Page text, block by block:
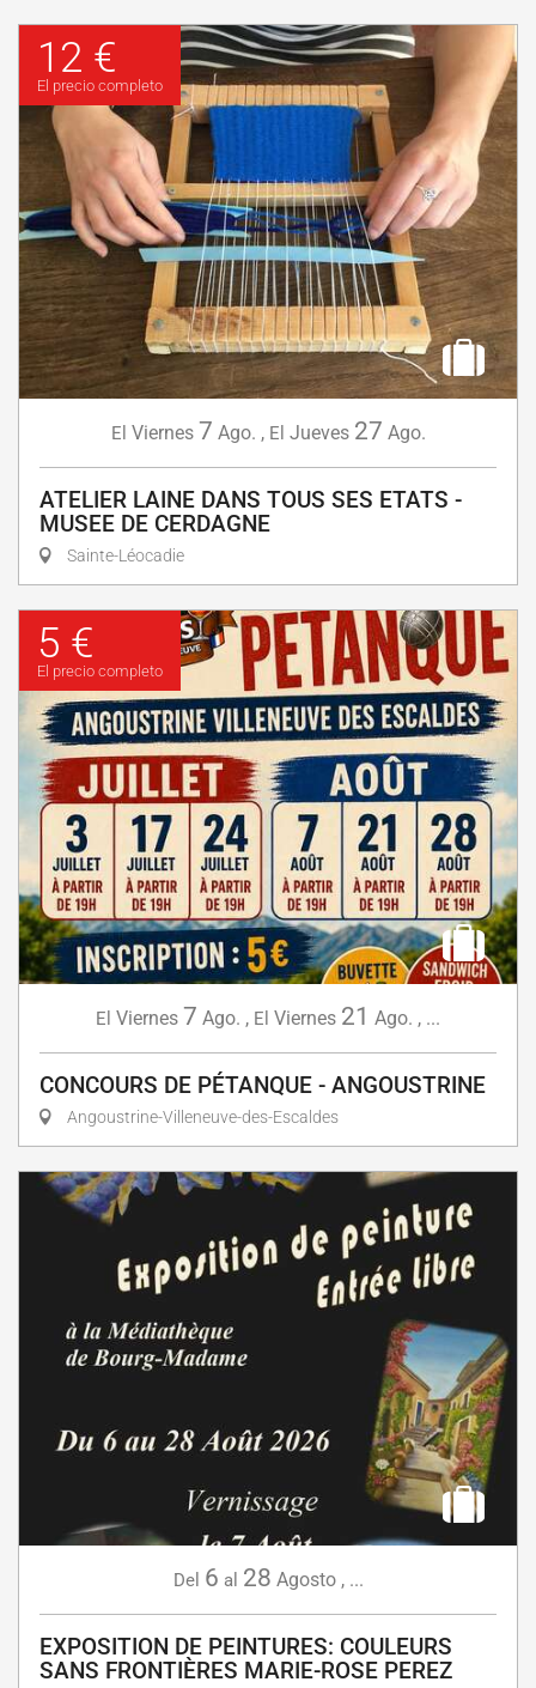
12 €
El precio completo
El Viernes 7 Ago. , El Jueves 27 Ago.
ATELIER LAINE DANS TOUS SES ETATS -
MUSEE DE CERDAGNE
Sainte-Léocadie
5 €
El precio completo
El Viernes 7 Ago. , El Viernes 21 Ago. , ...
CONCOURS DE PÉTANQUE - ANGOUSTRINE
Angoustrine-Villeneuve-des-Escaldes
Del 6 al 28 Agosto, ...
EXPOSITION DE PEINTURES: COULEURS
SANS FRONTIÈRES MARIE-ROSE PEREZ